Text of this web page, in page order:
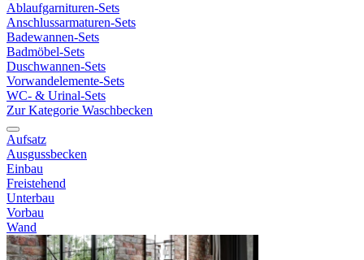
Ablaufgarnituren-Sets
Anschlussarmaturen-Sets
Badewannen-Sets
Badmöbel-Sets
Duschwannen-Sets
Vorwandelemente-Sets
WC- & Urinal-Sets
Zur Kategorie Waschbecken
Aufsatz
Ausgussbecken
Einbau
Freistehend
Unterbau
Vorbau
Wand